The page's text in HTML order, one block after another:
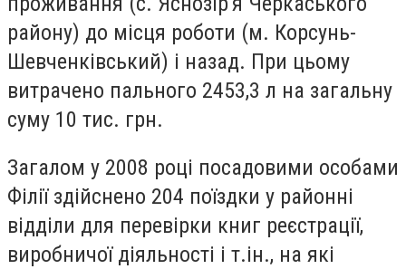
району) до місця роботи (м. Корсунь-
Шевченківський) і назад. При цьому
витрачено пального 2453,3 л на загальну
суму 10 тис. грн.
Загалом у 2008 році посадовими особами
Філії здійснено 204 поїздки у районні
відділи для перевірки книг реєстрації,
виробничої діяльності і т.ін., на які